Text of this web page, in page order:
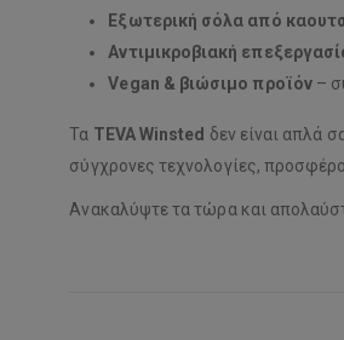
Εξωτερική σόλα από
Αντιμικροβιακή
Vegan & βιώσιμο προϊόν–
Τα TEVA Winsted δεν είναι απλά
σύγχρονες τεχνολογίες,
Ανακαλύψτε τα τώρα και